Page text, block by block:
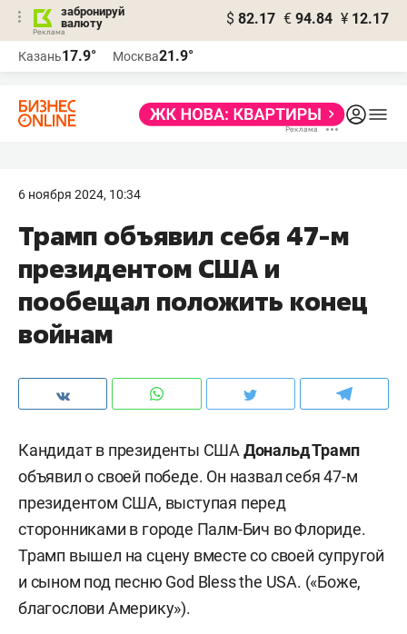
забронируй
валюту
$ 82.17 € 94.84 ¥ 12.17
Казань17.9° Москва21.9°
6 ноября 2024, 10:34
Трамп объявил себя 47-м
президентом США и
пообещал положить конец
войнам
Кандидат в президенты США Дональд Трамп
объявил о своей победе. Он назвал себя 47-м
президентом США, выступая перед
сторонниками в городе Палм-Бич во Флориде.
Трамп вышел на сцену вместе со своей супругой
и сыном под песню God Bless the USA. («Боже,
благослови Америку»).